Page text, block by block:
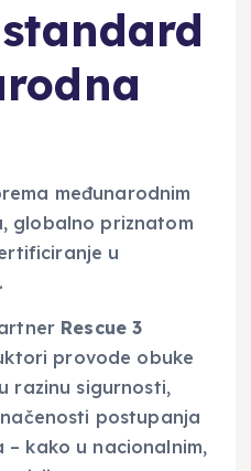
međunarodnim
, globalno priznatom
u
Rescue 3
provode obuke
razinu sigurnosti,
postupanja
– kako u nacionalnim,